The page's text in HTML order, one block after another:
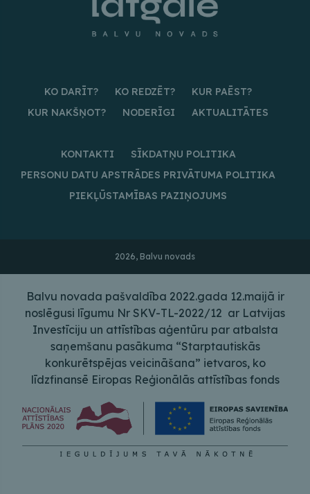
KO DARĪT? KO REDZĒT?
KUR PAĒST?
KUR NAKŠŅOT?
NODERĪGI AKTUALITĀTES
KONTAKTI
SĪKDATŅU POLITIKA
PERSONU DATU APSTRĀDES PRIVĀTUMA POLITIKA
PIEKĻŪSTAMĪBAS PAZIŅOJUMS
2026, Balvu novads
Balvu novada pašvaldība 2022.gada 12.maijā ir
noslēgusi līgumu Nr SKV-TL-2022/12 ar Latvijas
Investīciju un attīstības aģentūru par atbalsta
saņemšanu pasākuma “Starptautiskās
konkurētspējas veicināšana” ietvaros, ko
līdzfinansē Eiropas Reģionālās attīstības fonds